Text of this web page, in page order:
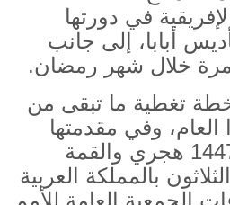
في دورتها
أبابا، إلى جانب
خلال شهر رمضان.
تغطية ما تبقى من
العام، وفي مقدمتها
موسم الحج لعام 1447 هجري والقمة
بالمملكة العربية
الجمعية العامة للأمم